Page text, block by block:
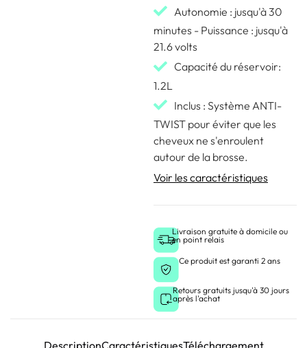
Autonomie : jusqu'à 30
minutes - Puissance : jusqu'à
21.6 volts
Capacité du réservoir:
1.2L
Inclus : Système ANTI-
TWIST pour éviter que les
cheveux ne s'enroulent
autour de la brosse.
Voir les caractéristiques
Livraison gratuite à domicile ou
en point relais
Ce produit est garanti 2 ans
Retours gratuits jusqu'à 30 jours
après l'achat
DescriptionCaractéristiquesTéléchargement